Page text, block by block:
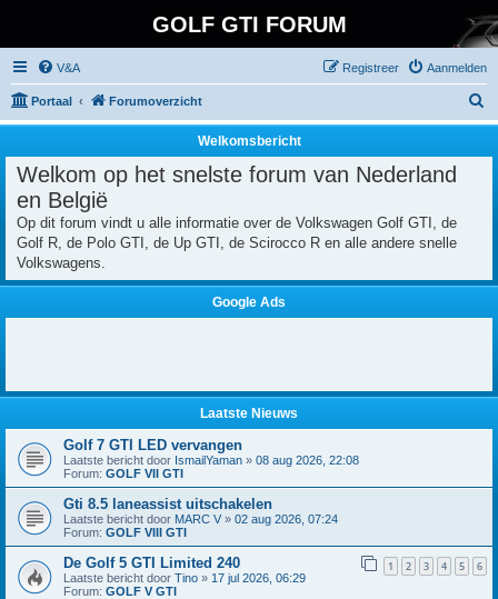
GOLF GTI FORUM
V&A Aanmelden
Registreer
Portaal Forumoverzicht
o
Welkomsbericht
Welkom op het snelste forum van Nederland
en België
Op dit forum vindt u alle informatie over de Volkswagen Golf GTI, de
Golf R, de Polo GTI, de Up GTI, de Scirocco R en alle andere snelle
Volkswagens.
Google Ads
Laatste Nieuws
Golf 7 GTI LED vervangen
Laatste bericht door IsmailYaman » 08 aug 2026, 22:08
Forum: GOLF VII GTI
Gti 8.5 laneassist uitschakelen
Laatste bericht door MARC V » 02 aug 2026, 07:24
Forum: GOLF VIII GTI
De Golf 5 GTI Limited 240 1 2 3 4 5 6
Laatste bericht door Tino » 17 jul 2026, 06:29
Forum: GOLF V GTI